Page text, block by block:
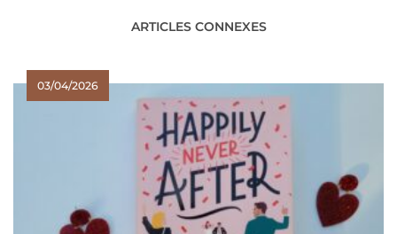
ARTICLES CONNEXES
03/04/2026